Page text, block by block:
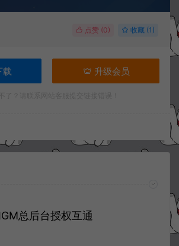
点赞 (0) 收藏 (1)
载 升级会员
总后台授权互通